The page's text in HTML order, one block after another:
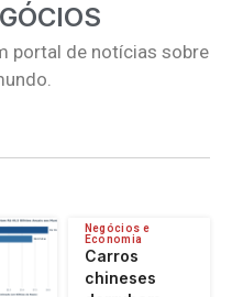
portal de notícias sobre
Negócios e
Economia
Carros
chineses